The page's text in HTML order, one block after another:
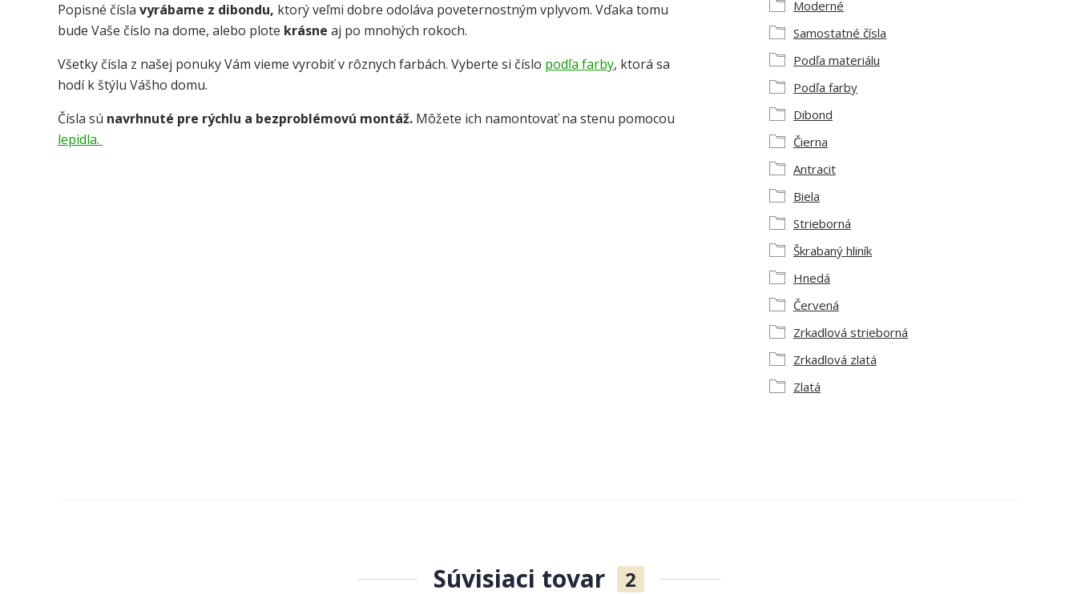
Popisné čísla vyrábame z dibondu, ktorý veľmi dobre odoláva poveternostným vplyvom. Vďaka tomu
bude Vaše číslo na dome, alebo plote krásne aj po mnohých rokoch.
Všetky čísla z našej ponuky Vám vieme vyrobiť v rôznych farbách. Vyberte si číslo podľa farby, ktorá sa
hodí k štýlu Vášho domu.
Čísla sú navrhnuté pre rýchlu a bezproblémovú montáž. Môžete ich namontovať na stenu pomocou
lepidla.
Moderné
Samostatné čísla
Podľa materiálu
Podľa farby
Dibond
Čierna
Antracit
Biela
Strieborná
Škrabaný hliník
Hnedá
Červená
Zrkadlová strieborná
Zrkadlová zlatá
Zlatá
Súvisiaci tovar 2